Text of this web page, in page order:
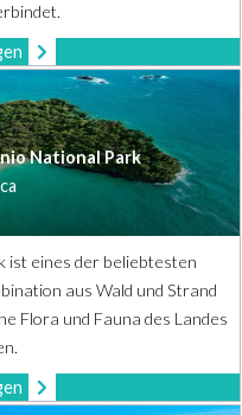
National Park
ist eines der beliebtesten
aus Wald und Strand
Flora und Fauna des Landes